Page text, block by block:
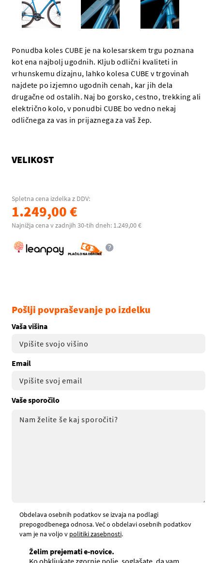
Ponudba koles CUBE je na kolesarskem trgu poznana
kot ena najbolj ugodnih. Kljub odlični kvaliteti in
vrhunskemu dizajnu, lahko kolesa CUBE v trgovinah
najdete po izjemno ugodnih cenah, kar jih dela
drugačne od ostalih. Naj bo gorsko, cestno, trekking ali
električno kolo, v ponudbi CUBE bo vedno nekaj
odličnega za vas in prijaznega za vaš žep.
VELIKOST
Spletna cena izdelka z DDV:
1.249,00 €
Najnižja cena v zadnjih 30-tih dneh: 1.249,00 €
Pošlji povpraševanje po izdelku
Vaša višina
Email
Vaše sporočilo
Obdelava osebnih podatkov se izvaja na podlagi
prepogodbenega odnosa. Več o obdelavi osebnih podatkov
vam je na voljo v politiki zasebnosti.
Želim prejemati e-novice.